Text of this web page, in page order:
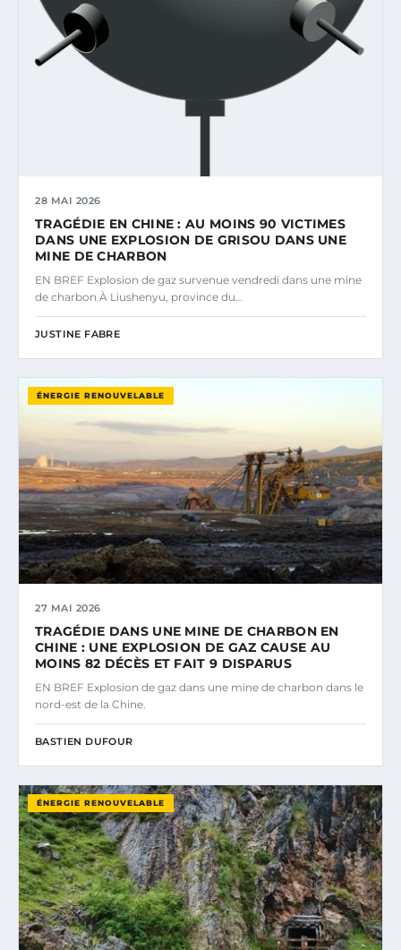
28 MAI 2026
TRAGÉDIE EN CHINE : AU MOINS 90 VICTIMES
DANS UNE EXPLOSION DE GRISOU DANS UNE
MINE DE CHARBON
EN BREF Explosion de gaz survenue vendredi dans une mine
de charbon À Liushenyu, province du…
JUSTINE FABRE
ÉNERGIE RENOUVELABLE
27 MAI 2026
TRAGÉDIE DANS UNE MINE DE CHARBON EN
CHINE : UNE EXPLOSION DE GAZ CAUSE AU
MOINS 82 DÉCÈS ET FAIT 9 DISPARUS
EN BREF Explosion de gaz dans une mine de charbon dans le
nord-est de la Chine.
BASTIEN DUFOUR
ÉNERGIE RENOUVELABLE